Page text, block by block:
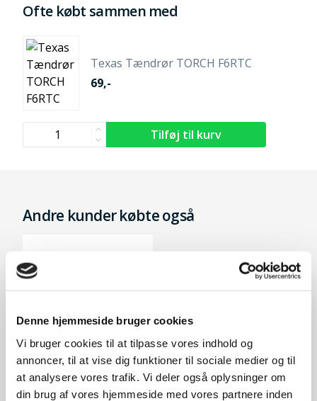
Denne hjemmeside bruger cookies
Vi bruger cookies til at tilpasse vores indhold og
annoncer, til at vise dig funktioner til sociale medier og til
at analysere vores trafik. Vi deler også oplysninger om
din brug af vores hjemmeside med vores partnere inden
Ofte købt sammen med
Texas Tændrør TORCH F6RTC
69,-
Andre kunder købte også